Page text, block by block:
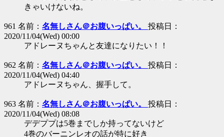
きゃいけないね。
961 名前： 名無しさん＠お腹いっぱい。 投稿日：
2020/11/04(Wed) 00:00
アドレーヌちゃんと友達になりたい！！
962 名前： 名無しさん＠お腹いっぱい。 投稿日：
2020/11/04(Wed) 04:40
アドレーヌちゃん、握手して。
963 名前： 名無しさん＠お腹いっぱい。 投稿日：
2020/11/04(Wed) 08:08
デデププは5巻までしか持ってないけど
4巻のバーニンレオの話が特に好き